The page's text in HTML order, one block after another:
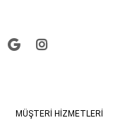
MÜŞTERİ HİZMETLERİ